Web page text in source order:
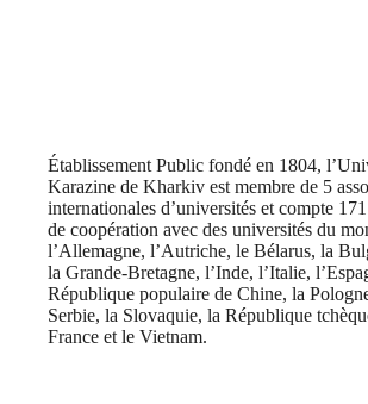
Établissement Public fondé en 1804,
Karazine de Kharkiv est membre de 5
internationales d’universités et compte
de coopération avec des universités du
l’Allemagne, l’Autriche, le Bélarus, la
la Grande-Bretagne, l’Inde, l’Italie,
République populaire de Chine, la
Serbie, la Slovaquie, la République
France et le Vietnam.